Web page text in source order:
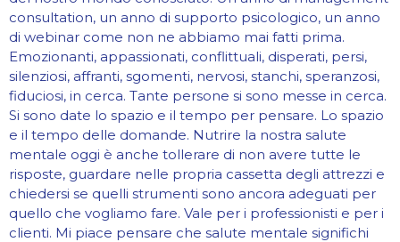
consultation, un anno di supporto psicologico, un anno
di webinar come non ne abbiamo mai fatti prima.
Emozionanti, appassionati, conflittuali, disperati, persi,
silenziosi, affranti, sgomenti, nervosi, stanchi, speranzosi,
fiduciosi, in cerca. Tante persone si sono messe in cerca.
Si sono date lo spazio e il tempo per pensare. Lo spazio
e il tempo delle domande. Nutrire la nostra salute
mentale oggi è anche tollerare di non avere tutte le
risposte, guardare nelle propria cassetta degli attrezzi e
chiedersi se quelli strumenti sono ancora adeguati per
quello che vogliamo fare. Vale per i professionisti e per i
clienti. Mi piace pensare che salute mentale significhi